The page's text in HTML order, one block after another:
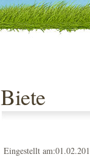
Biete
Eingestellt